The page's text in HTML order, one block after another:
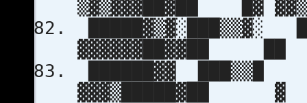
▒▓▒▓▓▓██▓██ █▓
█████▓▒▓░███▒▒▓░
▓▓▓▓▓▓██▓▓██ ██
██████▓▓
▓▓▓▒█████▓██ ▓